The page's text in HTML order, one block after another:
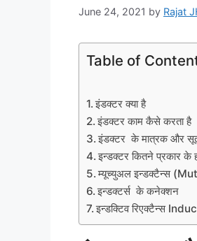
June 24, 2021 by Rajat
Table of
इंडक्टर क्या है
इंडक्टर काम कैसे करता है
इंडक्टर के मात्रक और
इन्डक्टर कितने प्रकार के
म्यूच्युअल इन्डक्टैन्स
इन्डक्टर्स के कनेक्शन
इन्डक्टिव रिएक्टैन्स